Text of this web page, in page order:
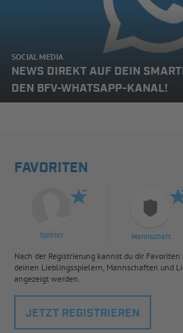
SOCIAL MEDIA
NEWS DIREKT AUF DEIN
DEN BFV-WHATSAPP-KANAL!
FAVORITEN
Spieler Mannschaft
Nach der Registrierung kannst du dir Favoriten
deinen Lieblingsspielern, Mannschaften und
angezeigt werden.
JETZT REGISTRIEREN